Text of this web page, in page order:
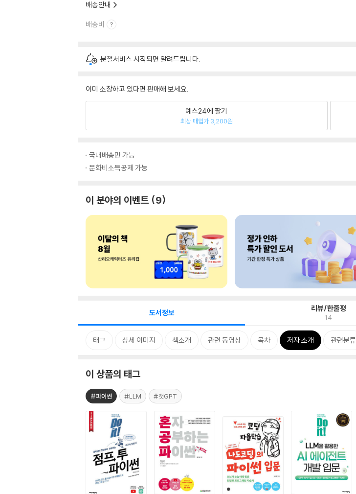
배송안내
배송비
분철서비스 시작되면 알려드립니다.
이미 소장하고 있다면 판매해 보세요.
예스24에 팔기
최상 매입가 3,200원
국내배송만 가능
문화비소득공제 가능
이 분야의 이벤트 9
도서정보 리뷰/한줄평
14
태그 상세 이미지 책소개 관련 동영상 목차 저자 소개 관련분류
이 상품의 태그
#파이썬 #LLM #챗GPT